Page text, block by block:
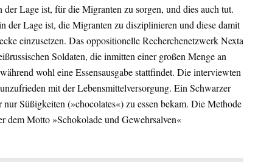
der Lage ist, für die Migranten zu sorgen, und dies auch tut.
der Lage ist, die Migranten zu disziplinieren und diese damit
einzusetzen. Das oppositionelle Recherchenetzwerk Nexta
Soldaten, die inmitten einer großen Menge an
wohl eine Essensausgabe stattfindet. Die interviewten
mit der Lebensmittelversorgung. Ein Schwarzer
nur Süßigkeiten (»chocolates«) zu essen bekam. Die Methode
dem Motto »Schokolade und Gewehrsalven«